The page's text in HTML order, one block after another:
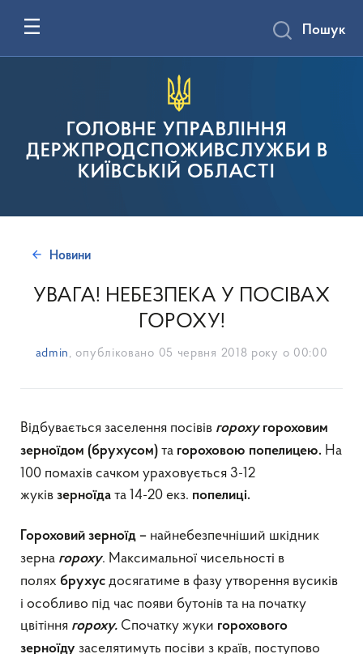
ГОЛОВНЕ УПРАВЛІННЯ
ДЕРЖПРОДСПОЖИВСЛУЖБИ В
КИЇВСЬКІЙ ОБЛАСТІ
Пошук
Новини
УВАГА! НЕБЕЗПЕКА У ПОСІВАХ
ГОРОХУ!
admin , опубліковано 05 червня 2018 року о 00:00
Відбувається заселення посівів гороху гороховим
зерноїдом (брухусом) та гороховою попелицею. На
100 помахів сачком ураховується 3-12
жуків зерноїда та 14-20 екз. попелиці.
Гороховий зерноїд – найнебезпечніший шкідник
зерна гороху. Максимальної чисельності в
полях брухус досягатиме в фазу утворення вусиків
і особливо під час появи бутонів та на початку
цвітіння гороху. Спочатку жуки горохового
зерноїду заселятимуть посіви з країв, поступово